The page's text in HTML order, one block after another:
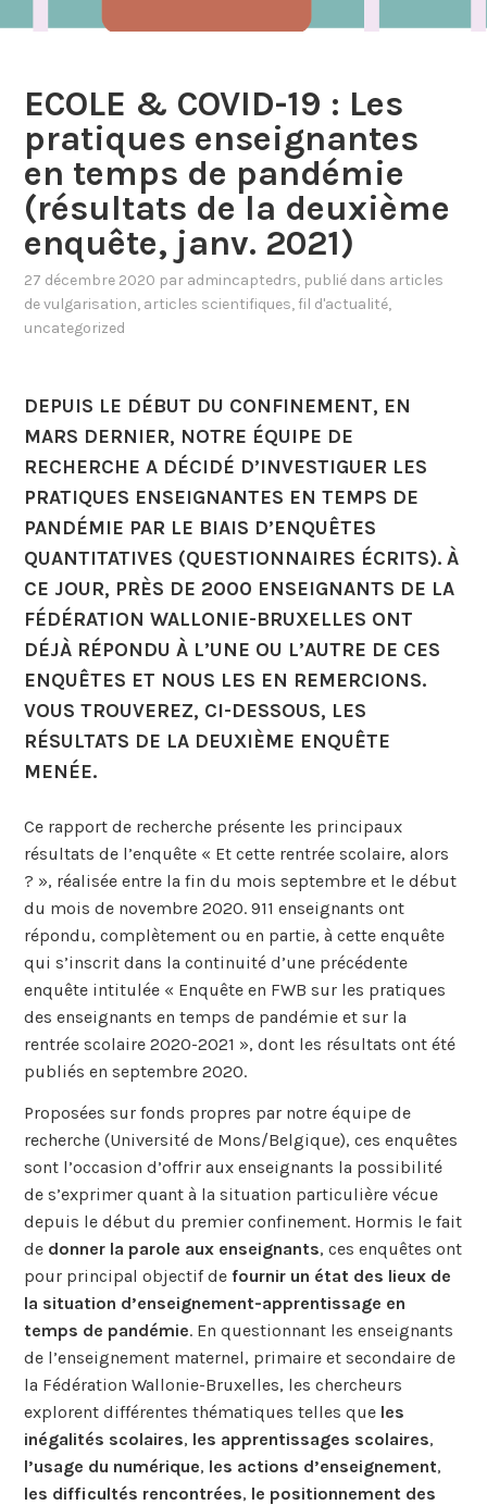
ECOLE & COVID-19 : Les
pratiques enseignantes
en temps de pandémie
(résultats de la deuxième
enquête, janv. 2021)
27 décembre 2020 par admincaptedrs, publié dans articles
de vulgarisation, articles scientifiques, fil d'actualité,
uncategorized
DEPUIS LE DÉBUT DU CONFINEMENT, EN
MARS DERNIER, NOTRE ÉQUIPE DE
RECHERCHE A DÉCIDÉ D’INVESTIGUER LES
PRATIQUES ENSEIGNANTES EN TEMPS DE
PANDÉMIE PAR LE BIAIS D’ENQUÊTES
QUANTITATIVES (QUESTIONNAIRES ÉCRITS). À
CE JOUR, PRÈS DE 2000 ENSEIGNANTS DE LA
FÉDÉRATION WALLONIE-BRUXELLES ONT
DÉJÀ RÉPONDU À L’UNE OU L’AUTRE DE CES
ENQUÊTES ET NOUS LES EN REMERCIONS.
VOUS TROUVEREZ, CI-DESSOUS, LES
RÉSULTATS DE LA DEUXIÈME ENQUÊTE
MENÉE.
Ce rapport de recherche présente les principaux
résultats de l’enquête « Et cette rentrée scolaire, alors
? », réalisée entre la fin du mois septembre et le début
du mois de novembre 2020. 911 enseignants ont
répondu, complètement ou en partie, à cette enquête
qui s’inscrit dans la continuité d’une précédente
enquête intitulée « Enquête en FWB sur les pratiques
des enseignants en temps de pandémie et sur la
rentrée scolaire 2020-2021 », dont les résultats ont été
publiés en septembre 2020.
Proposées sur fonds propres par notre équipe de
recherche (Université de Mons/Belgique), ces enquêtes
sont l’occasion d’offrir aux enseignants la possibilité
de s’exprimer quant à la situation particulière vécue
depuis le début du premier confinement. Hormis le fait
de donner la parole aux enseignants, ces enquêtes ont
pour principal objectif defournir un état des lieux de
la situation d’enseignement-apprentissage en
temps de pandémie. En questionnant les enseignants
de l’enseignement maternel, primaire et secondaire de
la Fédération Wallonie-Bruxelles, les chercheurs
explorent différentes thématiques telles que les
inégalités scolaires, les apprentissages scolaires,
l’usage du numérique, les actions d’enseignement,
les difficultés rencontrées, le positionnement des